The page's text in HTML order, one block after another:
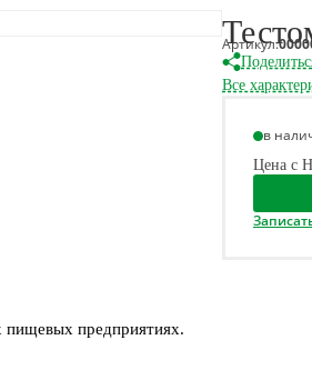
Артикул:
Все
в
Цена с
пищевых предприятиях.